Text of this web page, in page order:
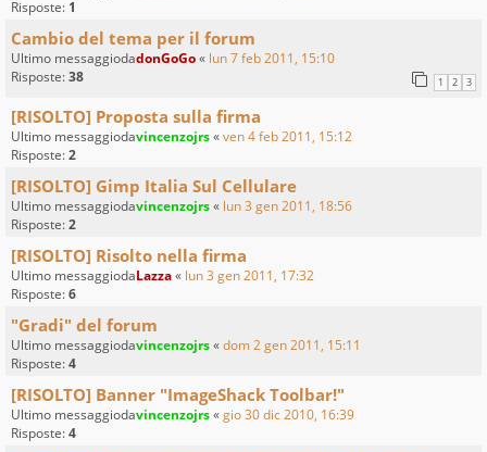
Risposte: 1
Cambio del tema per il forum
Ultimo messaggiodadonGoGo« lun 7 feb 2011, 15:10
Risposte:38 1 2 3
[RISOLTO] Proposta sulla firma
Ultimo messaggiodavincenzojrs«ven 4 feb 2011, 15:12
Risposte:2
[RISOLTO] Gimp Italia Sul Cellulare
Ultimo messaggiodavincenzojrs« lun 3 gen 2011, 18:56
Risposte:2
[RISOLTO] Risolto nella firma
Ultimo messaggiodaLazza« lun 3 gen 2011, 17:32
Risposte:6
"Gradi" del forum
Ultimo messaggiodavincenzojrs«dom 2 gen 2011, 15:11
Risposte:4
[RISOLTO] Banner "ImageShack Toolbar!"
Ultimo messaggiodavincenzojrs«gio 30 dic 2010, 16:39
Risposte:4